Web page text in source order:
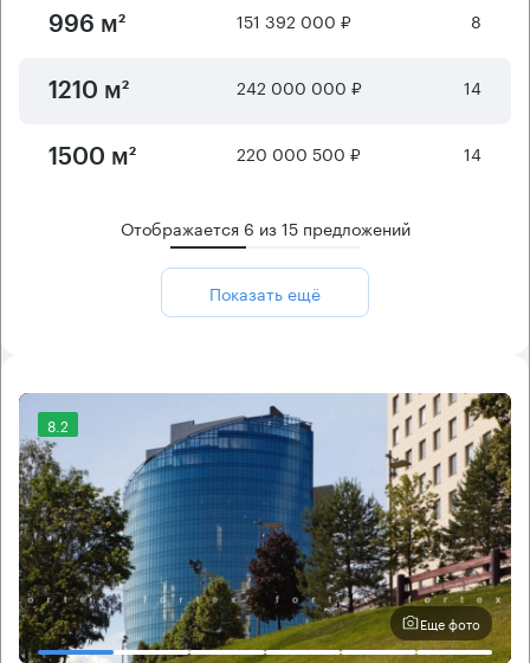
996 м² 151 392 000 ₽ 8
1210 м² 242 000 000 ₽ 14
1500 м² 220 000 500 ₽ 14
Отображается 6 из15предложений
Показать ещё
8.2
Еще фото